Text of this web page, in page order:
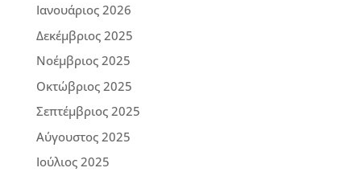
Ιανουάριος 2026
Δεκέμβριος 2025
Νοέμβριος 2025
Οκτώβριος 2025
Σεπτέμβριος 2025
Αύγουστος 2025
Ιούλιος 2025